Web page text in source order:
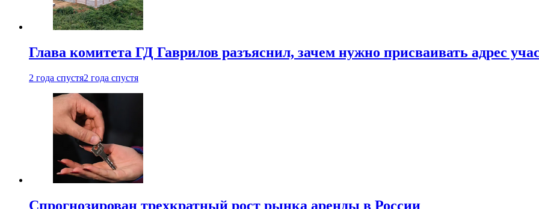
Глава комитета ГД Гаврилов разъяснил, зачем нужно присваивать адрес
2 года спустя2 года спустя
Спрогнозирован трехкратный рост рынка аренды в России